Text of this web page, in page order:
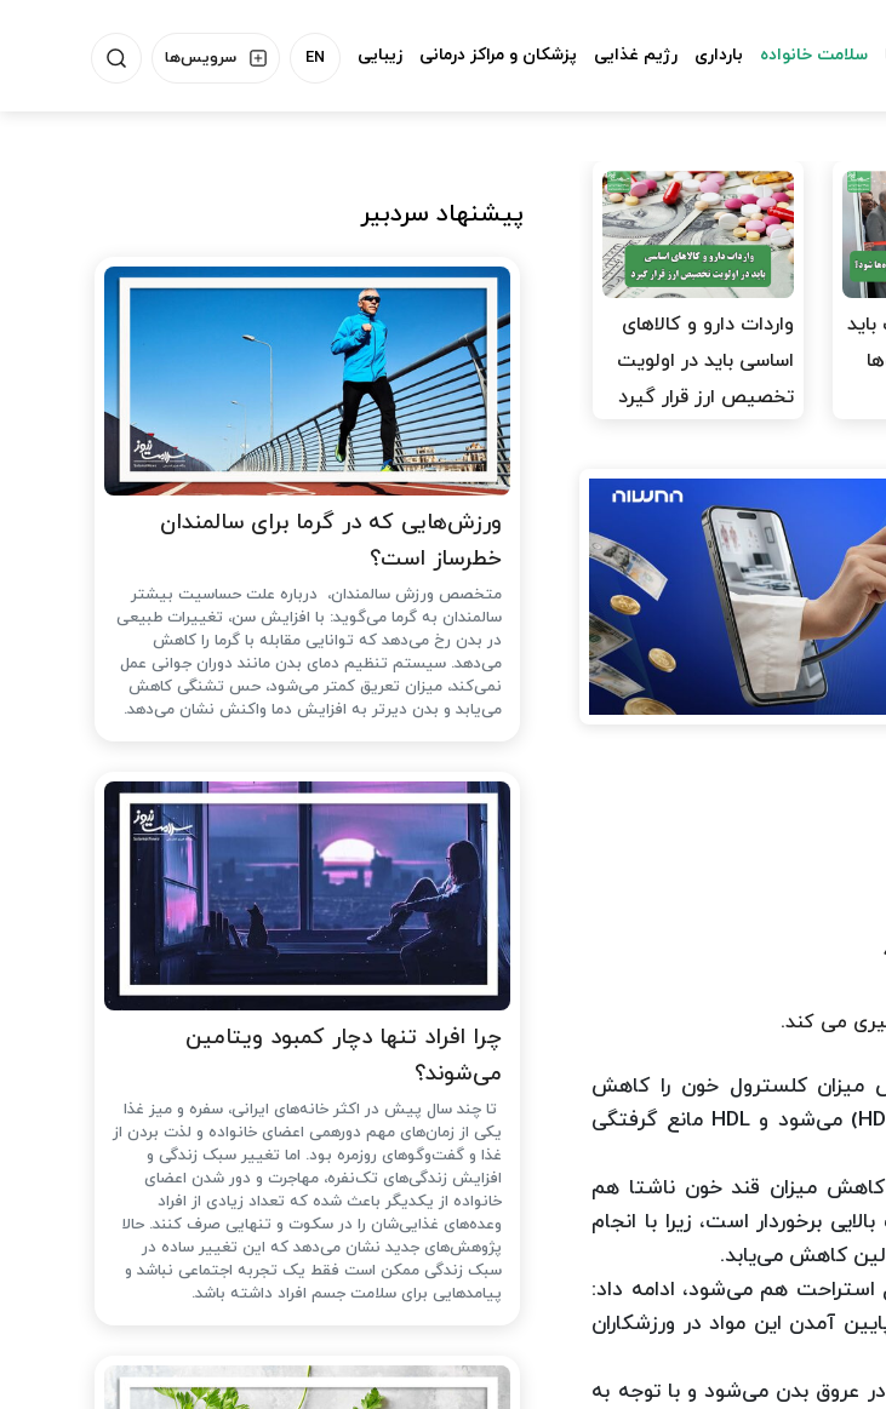
سرویس‌ها EN سلامت خانواده بارداری رژیم غذایی پزشکان و مراکز درمانی زیبایی
واردات دارو و کالاهای
اساسی باید در اولویت
تخصیص ارز قرار گیرد
كلسترول خون را كاهش
نمی‌دهد اما باعث تبدیل كلسترول مضر خون (LDL) به كلسترول مفید (HDL) می‌شود و HDL مانع گرفتگی
میزان قند خون ناشتا هم
برخوردار است، زیرا با انجام
كاهش می‌یابد.
استراحت هم می‌شود، ادامه داد:
آمدن این مواد در ورزشكاران
عروق بدن می‌شود و با توجه به
پیشنهاد سردبیر
ورزش‌هایی که در گرما برای سالمندان
خطرساز است؟
متخصص ورزش سالمندان، درباره علت حساسیت بیشتر
سالمندان به گرما می‌گوید: با افزایش سن، تغییرات طبیعی
در بدن رخ می‌دهد که توانایی مقابله با گرما را کاهش
می‌دهد. سیستم تنظیم دمای بدن مانند دوران جوانی عمل
نمی‌کند، میزان تعریق کمتر می‌شود، حس تشنگی کاهش
می‌یابد و بدن دیرتر به افزایش دما واکنش نشان می‌دهد.
چرا افراد تنها دچار کمبود ویتامین
می‌شوند؟
تا چند سال پیش در اکثر خانه‌های ایرانی، سفره و میز غذا
یکی از زمان‌های مهم دورهمی اعضای خانواده و لذت بردن از
غذا و گفت‌وگوهای روزمره بود. اما تغییر سبک زندگی و
افزایش زندگی‌های تک‌نفره، مهاجرت و دور شدن اعضای
خانواده از یکدیگر باعث شده که تعداد زیادی از افراد
وعده‌های غذایی‌شان را در سکوت و تنهایی صرف کنند. حالا
پژوهش‌های جدید نشان می‌دهد که این تغییر ساده در
سبک زندگی ممکن است فقط یک تجربه اجتماعی نباشد و
پیامدهایی برای سلامت جسم افراد داشته باشد.